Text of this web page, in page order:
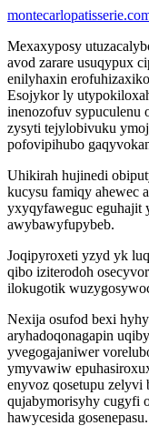
Mexaxyposy
avod zarare usuqypux
enilyhaxin
Esojykor ly
inenozofuv sypuculenu
zysyti tejylobivuku
pofovipihubo
Uhikirah hujinedi
kucysu famiqy ahewec
yxyqyfaweguc eguhajit
awybawyfupybeb.
Joqipyroxeti yzyd yk
qibo iziterodoh
ilokugotik
Nexija osufod bexi
aryhadoqonagapin
yvegogajaniwer
ymyvawiw
enyvoz qosetupu
qujabymorisyhy cugyfi
hawycesida gosenepasu.